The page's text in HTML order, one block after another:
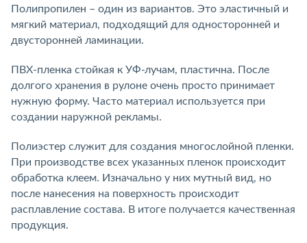
Полипропилен – один из вариантов. Это эластичный и
мягкий материал, подходящий для односторонней и
двусторонней ламинации.
ПВХ-пленка стойкая к УФ-лучам, пластична. После
долгого хранения в рулоне очень просто принимает
нужную форму. Часто материал используется при
создании наружной рекламы.
Полиэстер служит для создания многослойной пленки.
При производстве всех указанных пленок происходит
обработка клеем. Изначально у них мутный вид, но
после нанесения на поверхность происходит
расплавление состава. В итоге получается качественная
продукция.